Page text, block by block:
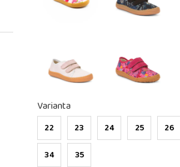
Varianta
22 23 24 25 26
34 35